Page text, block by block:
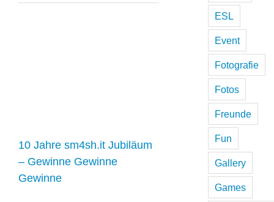
Gewinne
Gewinne
10 Jahre sm4sh.it Jubiläum
– Gewinne Gewinne
Gewinne
ESL
Event
Fotografie
Fotos
Freunde
Fun
Gallery
Games